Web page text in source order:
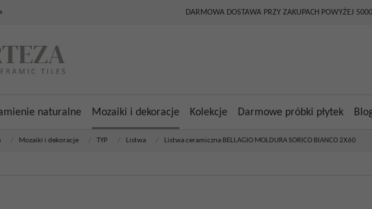
DARMOWA DOSTAWA PRZY ZAKUPACH POWYŻEJ
naturalne Mozaiki i dekoracje Kolekcje Darmowe próbki płytek
Mozaiki i dekoracje TYP Listwa Listwa ceramiczna BELLAGIO MOLDURA SORICO BIANCO 2X60